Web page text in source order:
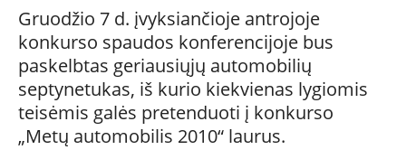
Gruodžio 7 d. įvyksiančioje antrojoje
konkurso spaudos konferencijoje bus
paskelbtas geriausiųjų automobilių
septynetukas, iš kurio kiekvienas lygiomis
teisėmis galės pretenduoti į konkurso
„Metų automobilis 2010“ laurus.